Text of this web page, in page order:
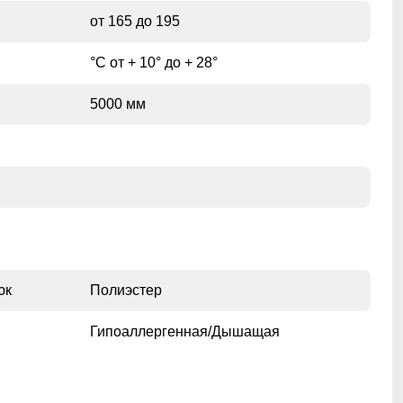
от 165 до 195
°С от + 10° до + 28°
5000 мм
Полиэстер
Гипоаллергенная/Дышащая